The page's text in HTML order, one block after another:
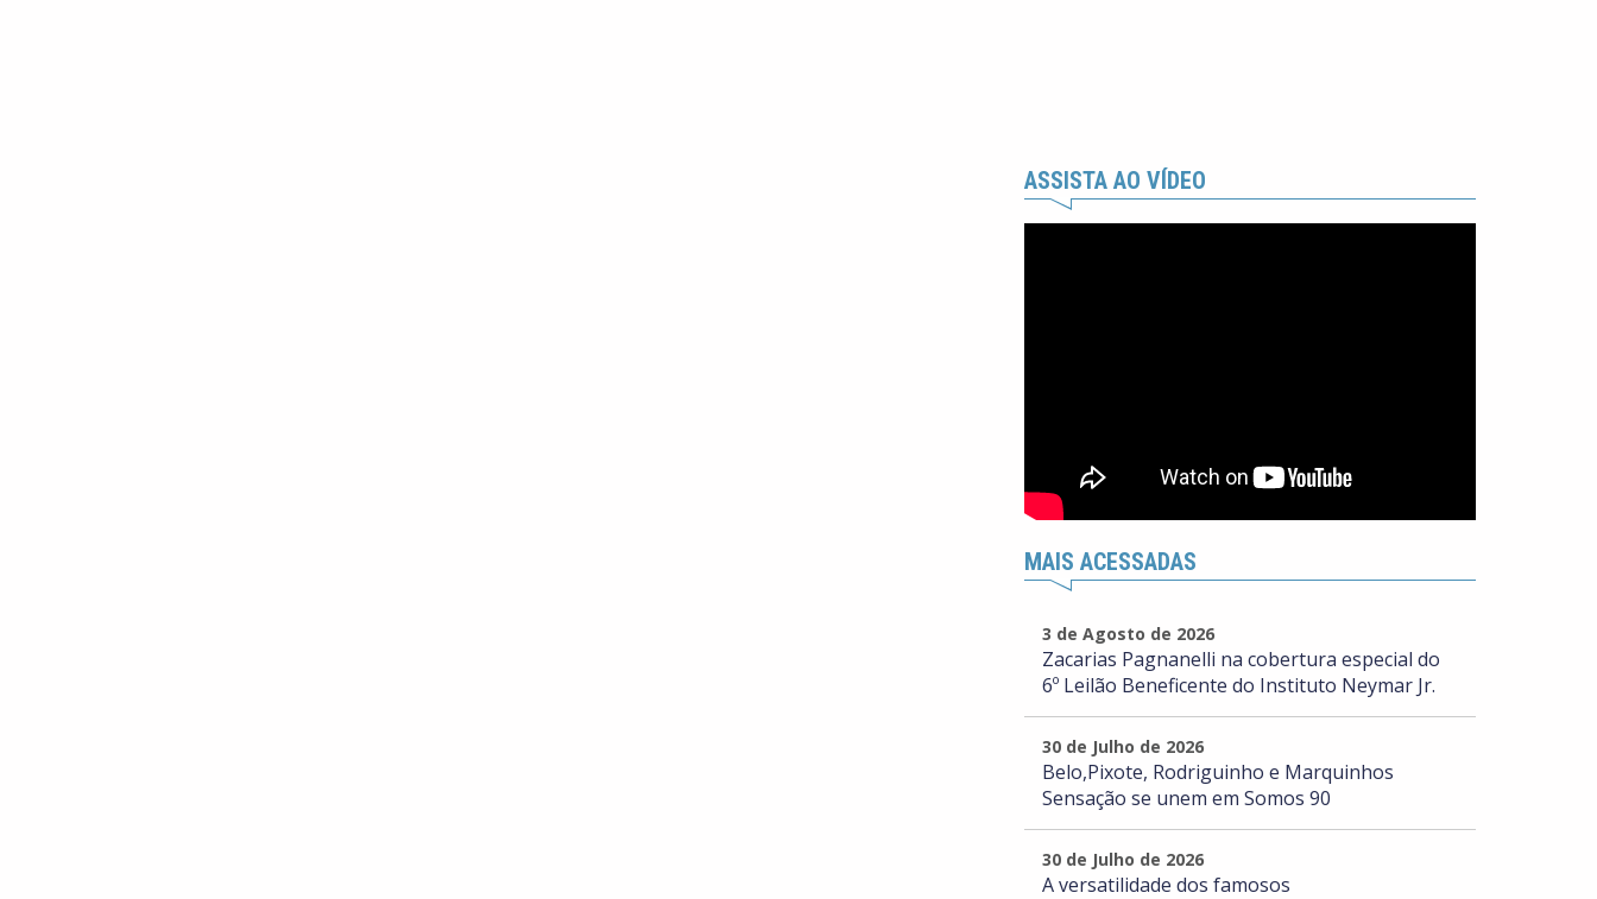
ASSISTA AO VÍDEO
MAIS ACESSADAS
3 de Agosto de 2026
Zacarias Pagnanelli na cobertura especial do
6º Leilão Beneficente do Instituto Neymar Jr.
30 de Julho de 2026
Belo,Pixote, Rodriguinho e Marquinhos
Sensação se unem em Somos 90
30 de Julho de 2026
A versatilidade dos famosos